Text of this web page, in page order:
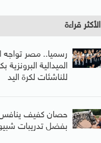
الأكثر قراءة
رسميا.. مصر تواجه
الميدالية البرونزية
للناشئات لكرة اليد
حصان كفيف
بفضل تدريبات